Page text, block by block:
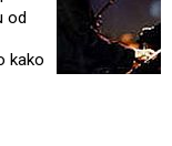
od
kako